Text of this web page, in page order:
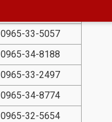
0965-33-5057
0965-34-8188
0965-33-2497
0965-34-8774
0965-32-5654